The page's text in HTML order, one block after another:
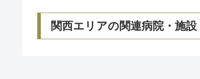
関西エリアの関連病院・施